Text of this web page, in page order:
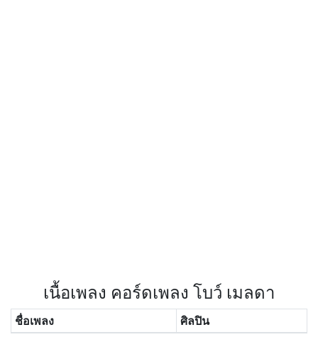
เนื้อเพลง คอร์ดเพลง โบว์ เมลดา
ชื่อเพลง ศิลปิน